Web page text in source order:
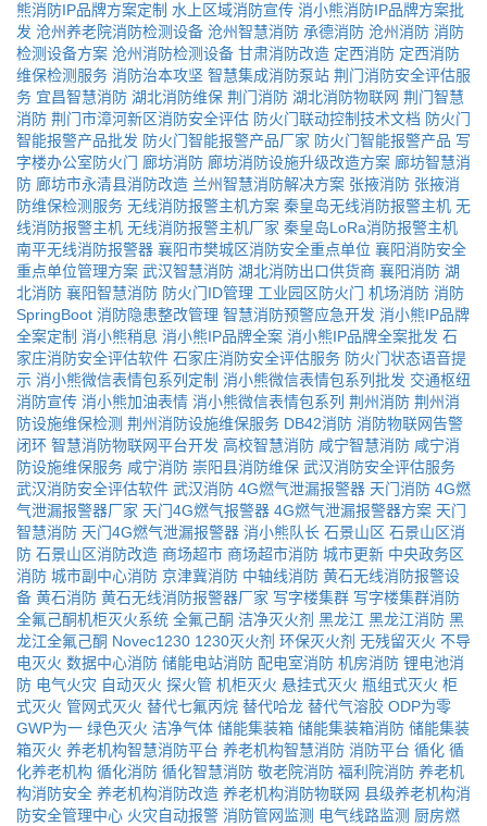
熊消防IP品牌方案定制 水上区域消防宣传 消小熊消防IP品牌方案批
发 沧州养老院消防检测设备 沧州智慧消防 承德消防 沧州消防 消防
检测设备方案 沧州消防检测设备 甘肃消防改造 定西消防 定西消防
维保检测服务 消防治本攻坚 智慧集成消防泵站 荆门消防安全评估服
务 宜昌智慧消防 湖北消防维保 荆门消防 湖北消防物联网 荆门智慧
消防 荆门市漳河新区消防安全评估 防火门联动控制技术文档 防火门
智能报警产品批发 防火门智能报警产品厂家 防火门智能报警产品 写
字楼办公室防火门 廊坊消防 廊坊消防设施升级改造方案 廊坊智慧消
防 廊坊市永清县消防改造 兰州智慧消防解决方案 张掖消防 张掖消
防维保检测服务 无线消防报警主机方案 秦皇岛无线消防报警主机 无
线消防报警主机 无线消防报警主机厂家 秦皇岛LoRa消防报警主机
南平无线消防报警器 襄阳市樊城区消防安全重点单位 襄阳消防安全
重点单位管理方案 武汉智慧消防 湖北消防出口供货商 襄阳消防 湖
北消防 襄阳智慧消防 防火门ID管理 工业园区防火门 机场消防 消防
SpringBoot 消防隐患整改管理 智慧消防预警应急开发 消小熊IP品牌
全案定制 消小熊稍息 消小熊IP品牌全案 消小熊IP品牌全案批发 石
家庄消防安全评估软件 石家庄消防安全评估服务 防火门状态语音提
示 消小熊微信表情包系列定制 消小熊微信表情包系列批发 交通枢纽
消防宣传 消小熊加油表情 消小熊微信表情包系列 荆州消防 荆州消
防设施维保检测 荆州消防设施维保服务 DB42消防 消防物联网告警
闭环 智慧消防物联网平台开发 高校智慧消防 咸宁智慧消防 咸宁消
防设施维保服务 咸宁消防 崇阳县消防维保 武汉消防安全评估服务
武汉消防安全评估软件 武汉消防 4G燃气泄漏报警器 天门消防 4G燃
气泄漏报警器厂家 天门4G燃气报警器 4G燃气泄漏报警器方案 天门
智慧消防 天门4G燃气泄漏报警器 消小熊队长 石景山区 石景山区消
防 石景山区消防改造 商场超市 商场超市消防 城市更新 中央政务区
消防 城市副中心消防 京津冀消防 中轴线消防 黄石无线消防报警设
备 黄石消防 黄石无线消防报警器厂家 写字楼集群 写字楼集群消防
全氟己酮机柜灭火系统 全氟己酮 洁净灭火剂 黑龙江 黑龙江消防 黑
龙江全氟己酮 Novec1230 1230灭火剂 环保灭火剂 无残留灭火 不导
电灭火 数据中心消防 储能电站消防 配电室消防 机房消防 锂电池消
防 电气火灾 自动灭火 探火管 机柜灭火 悬挂式灭火 瓶组式灭火 柜
式灭火 管网式灭火 替代七氟丙烷 替代哈龙 替代气溶胶 ODP为零
GWP为一 绿色灭火 洁净气体 储能集装箱 储能集装箱消防 储能集装
箱灭火 养老机构智慧消防平台 养老机构智慧消防 消防平台 循化 循
化养老机构 循化消防 循化智慧消防 敬老院消防 福利院消防 养老机
构消防安全 养老机构消防改造 养老机构消防物联网 县级养老机构消
防安全管理中心 火灾自动报警 消防管网监测 电气线路监测 厨房燃